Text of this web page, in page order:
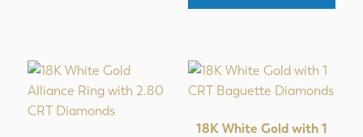
18K White Gold with 1